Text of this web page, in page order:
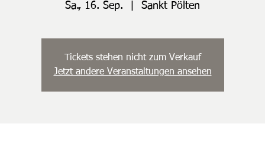
Sa., 16. Sep. Sankt Pölten
Tickets stehen nicht zum Verkauf
Jetzt andere Veranstaltungen ansehen